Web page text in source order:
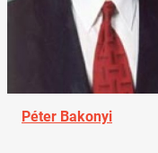
Péter Bakonyi